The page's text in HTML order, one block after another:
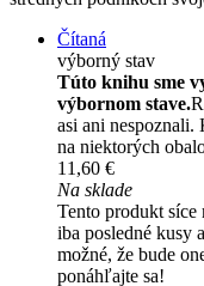
Čítaná
výborný stav
Túto knihu sme
výbornom stave.
asi ani nespoznali.
na niektorých
11,60 €
Na sklade
Tento produkt síce
iba posledné kusy
možné, že bude
ponáhľajte sa!